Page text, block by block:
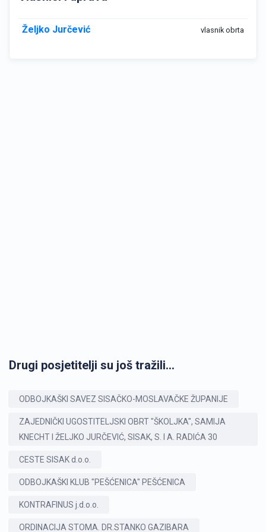
Željko Jurčević vlasnik obrta
Drugi posjetitelji su još tražili...
ODBOJKAŠKI SAVEZ SISAČKO-MOSLAVAČKE ŽUPANIJE
ZAJEDNIČKI UGOSTITELJSKI OBRT "ŠKOLJKA", SAMIJA
KNECHT I ŽELJKO JURČEVIĆ, SISAK, S. I A. RADIĆA 30
CESTE SISAK d.o.o.
ODBOJKAŠKI KLUB "PEŠĆENICA" PEŠĆENICA
KONTRAFINUS j.d.o.o.
ORDINACIJA STOMA. DR.STANKO GAZIBARA